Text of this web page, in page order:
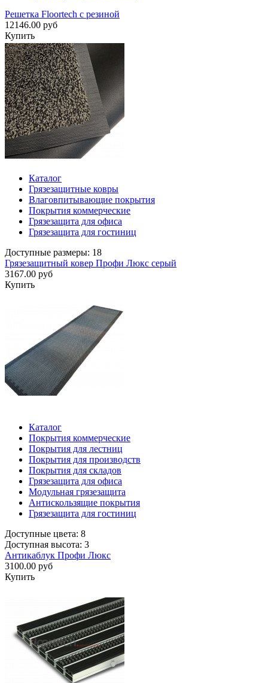
Решетка Floortech с резиной
12146.00 руб
Купить
Каталог
Грязезащитные ковры
Влаговпитывающие покрытия
Покрытия коммерческие
Грязезащита для офиса
Грязезащита для гостиниц
Доступные размеры: 18
Грязезащитный ковер Профи Люкс серый
3167.00 руб
Купить
Каталог
Покрытия коммерческие
Покрытия для лестниц
Покрытия для производств
Покрытия для складов
Грязезащита для офиса
Модульная грязезащита
Антискользящие покрытия
Грязезащита для гостиниц
Доступные цвета: 8
Доступная высота: 3
Антикаблук Профи Люкс
3100.00 руб
Купить